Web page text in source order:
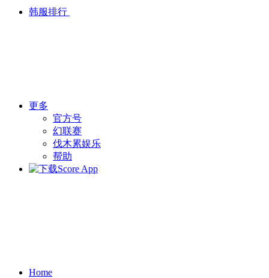
韩服排行
更多
官方号
幻联赛
伐木累娱乐
帮助
Home